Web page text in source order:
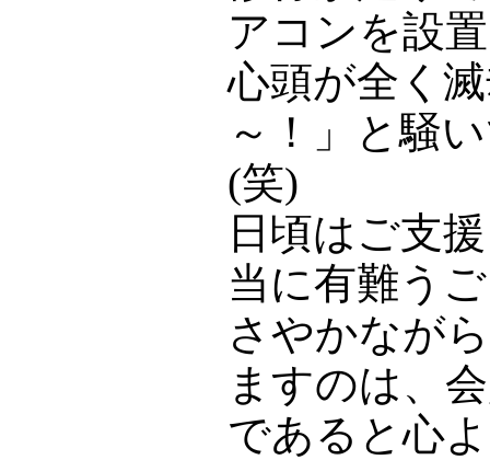
アコンを設
心頭が全く
～！」と騒
(笑)
日頃はご支
当に有難う
さやかなが
ますのは、
であると心